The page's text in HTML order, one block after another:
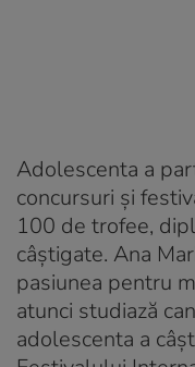
Adolescenta a
concursuri și
100 de trofee,
câștigate. Ana
pasiunea pentru
atunci studiază
adolescenta a